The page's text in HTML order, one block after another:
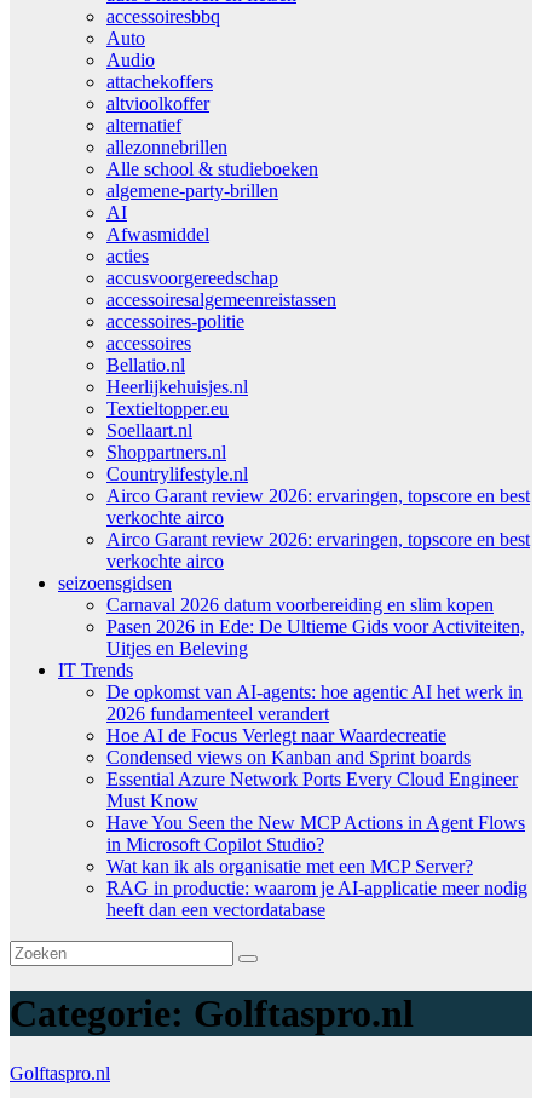
accessoiresbbq
Auto
Audio
attachekoffers
altvioolkoffer
alternatief
allezonnebrillen
Alle school & studieboeken
algemene-party-brillen
AI
Afwasmiddel
acties
accusvoorgereedschap
accessoiresalgemeenreistassen
accessoires-politie
accessoires
Bellatio.nl
Heerlijkehuisjes.nl
Textieltopper.eu
Soellaart.nl
Shoppartners.nl
Countrylifestyle.nl
Airco Garant review 2026: ervaringen, topscore en best
verkochte airco
Airco Garant review 2026: ervaringen, topscore en best
verkochte airco
seizoensgidsen
Carnaval 2026 datum voorbereiding en slim kopen
Pasen 2026 in Ede: De Ultieme Gids voor Activiteiten,
Uitjes en Beleving
IT Trends
De opkomst van AI-agents: hoe agentic AI het werk in
2026 fundamenteel verandert
Hoe AI de Focus Verlegt naar Waardecreatie
Condensed views on Kanban and Sprint boards
Essential Azure Network Ports Every Cloud Engineer
Must Know
Have You Seen the New MCP Actions in Agent Flows
in Microsoft Copilot Studio?
Wat kan ik als organisatie met een MCP Server?
RAG in productie: waarom je AI-applicatie meer nodig
heeft dan een vectordatabase
Categorie: Golftaspro.nl
Golftaspro.nl